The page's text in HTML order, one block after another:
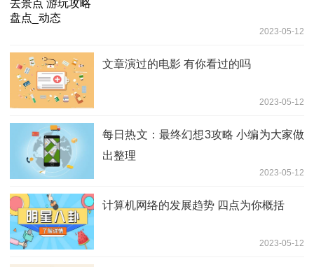
2023-05-12
文章演过的电影 有你看过的吗
2023-05-12
每日热文：最终幻想3攻略 小编为大家做
出整理
2023-05-12
计算机网络的发展趋势 四点为你概括
2023-05-12